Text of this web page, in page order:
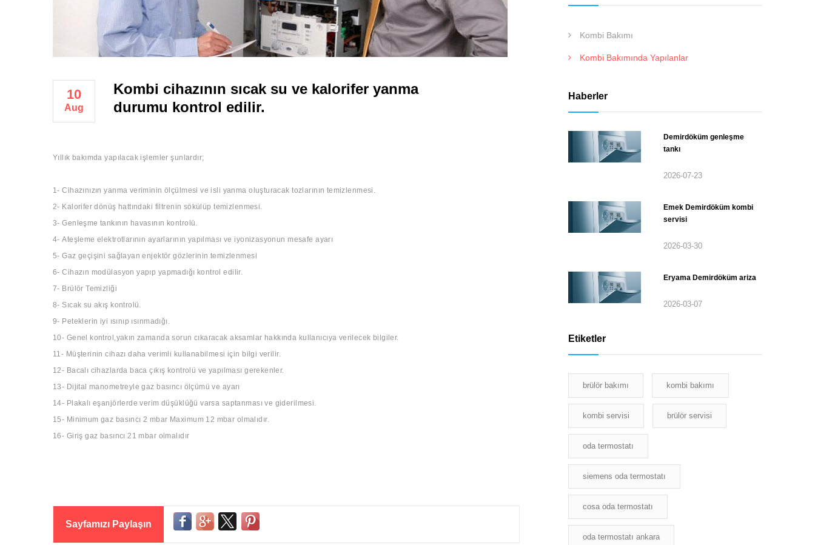
10
Aug
Kombi cihazının sıcak su ve kalorifer yanma
durumu kontrol edilir.
Yıllık bakımda yapılacak işlemler şunlardır;
1- Cihazınızın yanma veriminin ölçülmesi ve isli yanma oluşturacak tozlarının temizlenmesi.
2- Kalorifer dönüş hattındaki filtrenin sökülüp temizlenmesi.
3- Genleşme tankının havasının kontrolü.
4- Ateşleme elektrotlarının ayarlarının yapılması ve iyonizasyonun mesafe ayarı
5- Gaz geçişini sağlayan enjektör gözlerinin temizlenmesi
6- Cihazın modülasyon yapıp yapmadığı kontrol edilir.
7- Brülör Temizliği
8- Sıcak su akış kontrolü.
9- Peteklerin iyi ısınıp ısınmadığı.
10- Genel kontrol,yakın zamanda sorun cıkaracak aksamlar hakkında kullanıcıya verilecek bilgiler.
11- Müşterinin cihazı daha verimli kullanabilmesi için bilgi verilir.
12- Bacalı cihazlarda baca çıkış kontrolü ve yapılması gerekenler.
13- Dijital manometreyle gaz basıncı ölçümü ve ayarı
14- Plakalı eşanjörlerde verim düşüklüğü varsa saptanması ve giderilmesi.
15- Minimum gaz basıncı 2 mbar Maximum 12 mbar olmalıdır.
16- Giriş gaz basıncı 21 mbar olmalıdır
Sayfamızı Paylaşın
Kombi Bakımı
Kombi Bakımında Yapılanlar
Haberler
Demirdöküm genleşme
tankı
2026-07-23
Emek Demirdöküm kombi
servisi
2026-03-30
Eryama Demirdöküm ariza
2026-03-07
Etiketler
brülör bakımı kombi bakımı
kombi servisi brülör servisi
oda termostatı
siemens oda termostatı
cosa oda termostatı
oda termostatı ankara